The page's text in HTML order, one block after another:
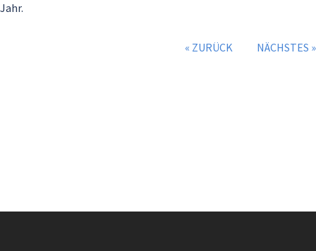
Jahr.
NÄCHSTES »
« ZURÜCK